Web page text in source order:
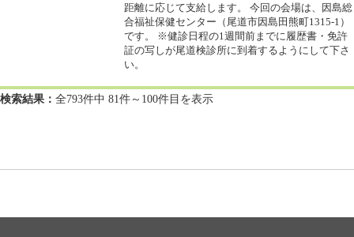
距離に応じて支給します。 今回の会場は、因島総
合福祉保健センター（尾道市因島田熊町1315-1）
です。 ※健診日程の1週間前までに履歴書・免許
証の写しが尾道検診所に到着するようにして下さ
い。
検索結果： 全793件中 81件～100件目を表示